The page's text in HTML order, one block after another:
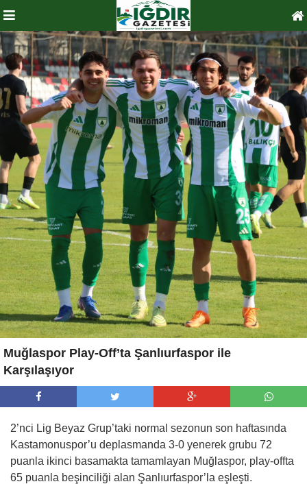
Muğlaspor Play-Off’ta Şanlıurfaspor ile
Karşılaşıyor
2’nci Lig Beyaz Grup’taki normal sezonun son haftasında
Kastamonuspor’u deplasmanda 3-0 yenerek grubu 72
puanla ikinci basamakta tamamlayan Muğlaspor, play-offta
65 puanla beşinciliği alan Şanlıurfaspor’la eşleşti.